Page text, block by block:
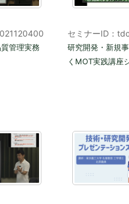
管理実務
セミナーID：
研究開発・新規
くMOT実践講座